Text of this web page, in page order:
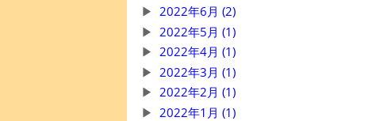
2022年6月 (2)
2022年5月 (1)
2022年4月 (1)
2022年3月 (1)
2022年2月 (1)
2022年1月 (1)